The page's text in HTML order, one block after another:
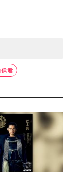
信君